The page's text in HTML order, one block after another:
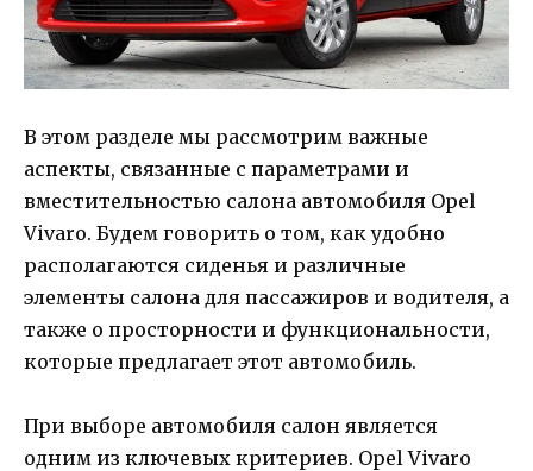
В этом разделе мы рассмотрим важные
аспекты, связанные с параметрами и
вместительностью салона автомобиля Opel
Vivaro. Будем говорить о том, как удобно
располагаются сиденья и различные
элементы салона для пассажиров и водителя, а
также о просторности и функциональности,
которые предлагает этот автомобиль.
При выборе автомобиля салон является
одним из ключевых критериев. Opel Vivaro